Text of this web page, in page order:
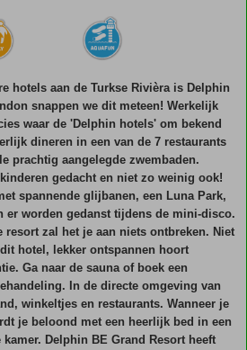
hotels aan de Turkse Rivièra is Delphin
snappen we dit meteen! Werkelijk
waar de 'Delphin hotels' om bekend
dineren in een van de 7 restaurants
prachtig aangelegde zwembaden.
gedacht en niet zo weinig ook!
spannende glijbanen, een Luna Park,
er worden gedanst tijdens de mini-disco.
resort zal het je aan niets ontbreken. Niet
hotel, lekker ontspannen hoort
Ga naar de sauna of boek een
In de directe omgeving van
winkeltjes en restaurants. Wanneer je
je beloond met een heerlijk bed in een
Delphin BE Grand Resort heeft